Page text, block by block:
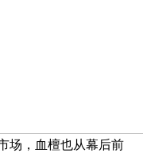
场，血檀也从幕后前